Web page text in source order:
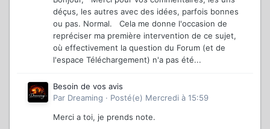
déçus, les autres avec des idées, parfois bonnes
ou pas. Normal. Cela me donne l'occasion de
repréciser ma première intervention de ce sujet,
où effectivement la question du Forum (et de
l'espace Téléchargement) n'a pas été...
Besoin de vos avis
Par Dreaming · Posté(e) Mercredi à 15:59
Merci a toi, je prends note.